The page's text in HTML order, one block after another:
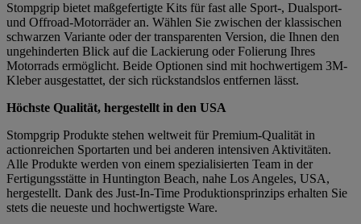
Stompgrip bietet maßgefertigte Kits für fast alle Sport-, Dualsport-
und Offroad-Motorräder an. Wählen Sie zwischen der klassischen
schwarzen Variante oder der transparenten Version, die Ihnen den
ungehinderten Blick auf die Lackierung oder Folierung Ihres
Motorrads ermöglicht. Beide Optionen sind mit hochwertigem 3M-
Kleber ausgestattet, der sich rückstandslos entfernen lässt.
Höchste Qualität, hergestellt in den USA
Stompgrip Produkte stehen weltweit für Premium-Qualität in
actionreichen Sportarten und bei anderen intensiven Aktivitäten.
Alle Produkte werden von einem spezialisierten Team in der
Fertigungsstätte in Huntington Beach, nahe Los Angeles, USA,
hergestellt. Dank des Just-In-Time Produktionsprinzips erhalten Sie
stets die neueste und hochwertigste Ware.